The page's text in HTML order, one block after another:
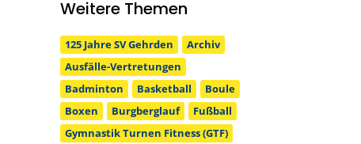
Weitere Themen
125 Jahre SV Gehrden
Archiv
Ausfälle-Vertretungen
Badminton
Basketball
Boule
Boxen
Burgberglauf
Fußball
Gymnastik Turnen Fitness (GTF)